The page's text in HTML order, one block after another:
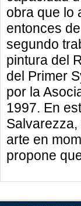
obra que lo
entonces
segundo
pintura del
del Primer
por la
1997. En
arte en
propone